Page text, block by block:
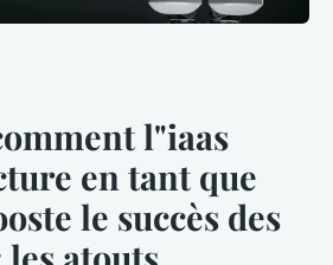
l"iaas
en tant que
le succès des